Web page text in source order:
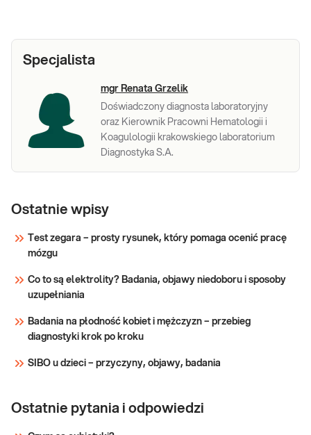
Specjalista
mgr Renata Grzelik
Doświadczony diagnosta laboratoryjny
oraz Kierownik Pracowni Hematologii i
Koagulologii krakowskiego laboratorium
Diagnostyka S.A.
Ostatnie wpisy
Test zegara – prosty rysunek, który pomaga ocenić pracę
mózgu
Co to są elektrolity? Badania, objawy niedoboru i sposoby
uzupełniania
Badania na płodność kobiet i mężczyzn – przebieg
diagnostyki krok po kroku
SIBO u dzieci – przyczyny, objawy, badania
Ostatnie pytania i odpowiedzi